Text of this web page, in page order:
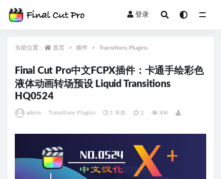
登录
当前位置： 首页 插件 Transitions Plugins
Final Cut Pro中文FCPX插件：卡通手绘彩色
液体动画转场预设 Liquid Transitions
HQ0524
admin Transitions Plugins 1 年前 2 304